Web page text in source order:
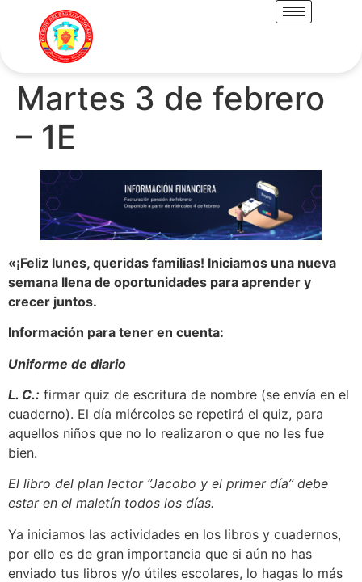
Martes 3 de febrero
– 1E
«¡Feliz lunes, queridas familias! Iniciamos una nueva
semana llena de oportunidades para aprender y
crecer juntos.
Información para tener en cuenta:
Uniforme de diario
L. C.: firmar quiz de escritura de nombre (se envía en el
cuaderno). El día miércoles se repetirá el quiz, para
aquellos niños que no lo realizaron o que no les fue
bien.
El libro del plan lector ‘’Jacobo y el primer día’’ debe
estar en el maletín todos los días.
Ya iniciamos las actividades en los libros y cuadernos,
por ello es de gran importancia que si aún no has
enviado tus libros y/o útiles escolares, lo hagas lo más